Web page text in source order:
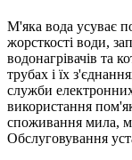
М'яка вода усуває
жорсткості води,
водонагрівачів та
трубах і їх
служби
використання
споживання мила,
Обслуговування